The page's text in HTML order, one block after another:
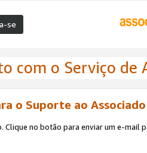
se
com o Serviço de
o Suporte ao
Clique no botão para enviar um e-mail